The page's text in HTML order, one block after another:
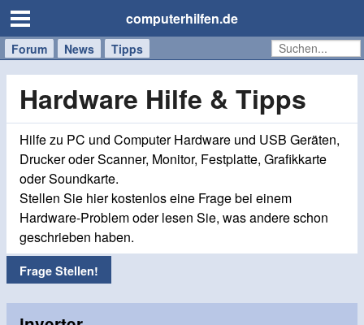
computerhilfen.de
Forum News Tipps
Handy
Windows
Mac
Hardware Hilfe & Tipps
Hilfe zu PC und Computer Hardware und USB Geräten,
Drucker oder Scanner, Monitor, Festplatte, Grafikkarte
oder Soundkarte.
Stellen Sie hier kostenlos eine Frage bei einem
Hardware-Problem oder lesen Sie, was andere schon
geschrieben haben.
Frage Stellen!